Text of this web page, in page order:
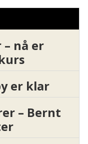
nå er
er klar
– Bernt